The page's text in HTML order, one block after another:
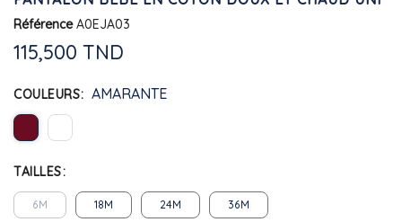
Référence A0EJA03
115,500 TND
COULEURS AMARANTE
TAILLES
6M 18M 24M 36M